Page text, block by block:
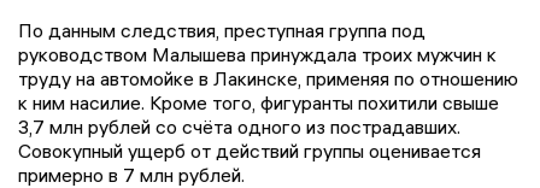
По данным следствия, преступная группа под
руководством Малышева принуждала троих мужчин к
труду на автомойке в Лакинске, применяя по отношению
к ним насилие. Кроме того, фигуранты похитили свыше
3,7 млн рублей со счёта одного из пострадавших.
Совокупный ущерб от действий группы оценивается
примерно в 7 млн рублей.